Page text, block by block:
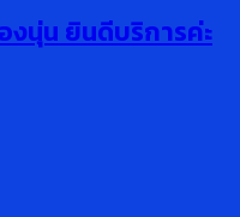
งนุ่น ยินดีบริการค่ะ